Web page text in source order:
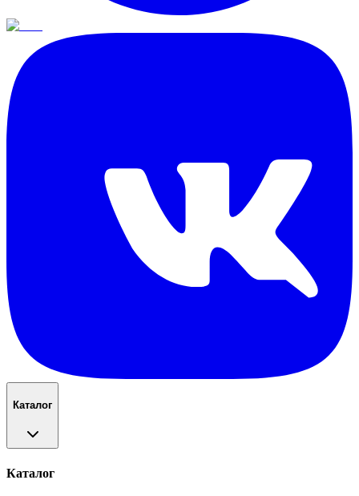
Каталог
Каталог